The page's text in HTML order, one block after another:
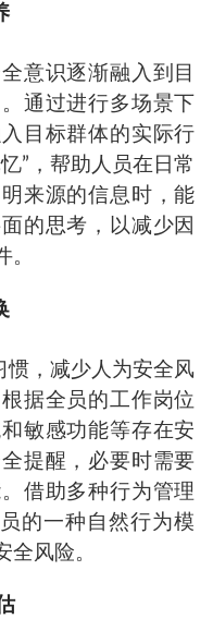
意识逐渐融入到目
通过进行多场景下
目标群体的实际行
”，帮助人员在日常
来源的信息时，能
的思考，以减少因
惯，减少人为安全风
据全员的工作岗位
敏感功能等存在安
提醒，必要时需要
借助多种行为管理
的一种自然行为模
风险。